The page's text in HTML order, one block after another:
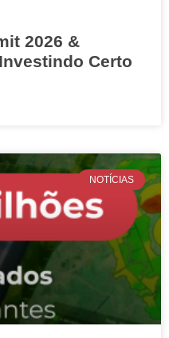
2026 &
Certo
NOTÍCIAS